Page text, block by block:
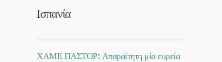
Ισπανία
ΧΑΜΕ ΠΑΣΤΟΡ: Απαραίτητη μία ευρεία